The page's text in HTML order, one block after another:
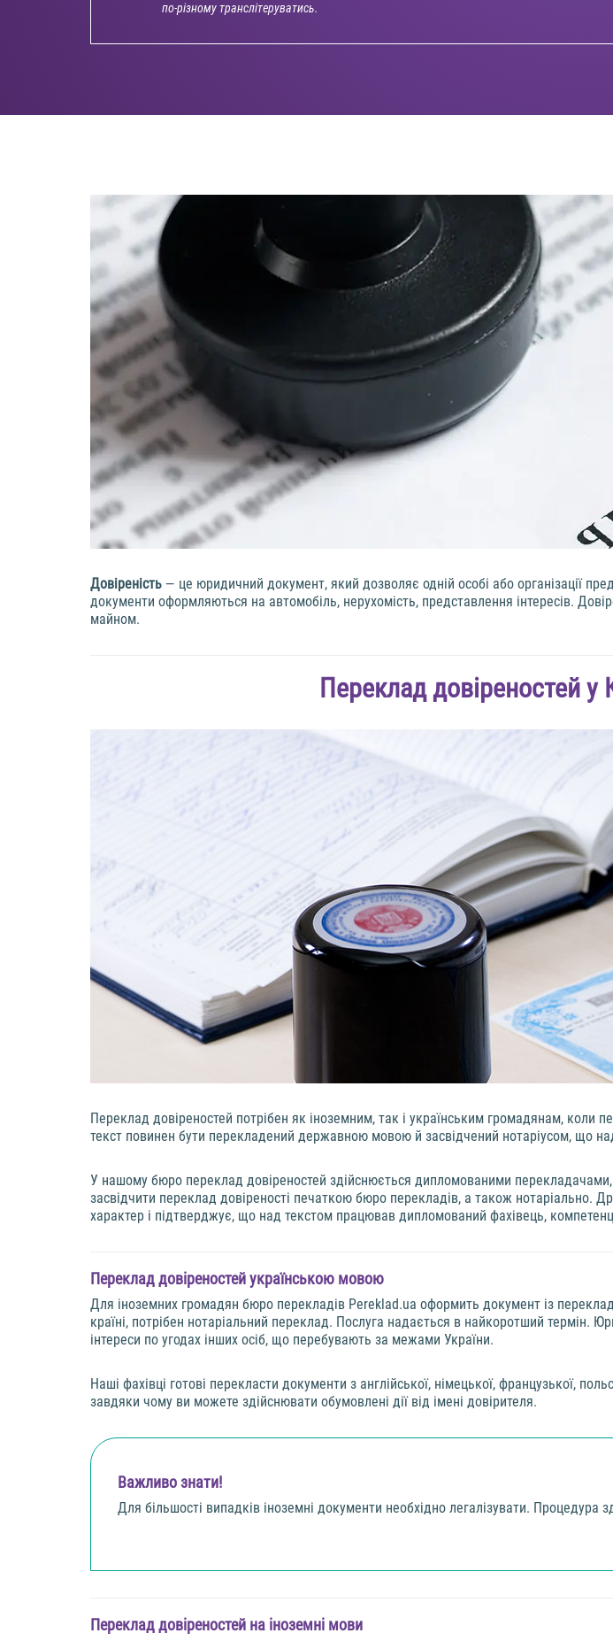
по-різному транслітеруватись.
Довіреність — це юридичний документ, який дозволяє одній особі або організації
документи оформляються на автомобіль, нерухомість, представлення інтересів.
майном.
Переклад довіреностей у
Переклад довіреностей потрібен як іноземним, так і українським громадянам, коли
текст повинен бути перекладений державною мовою й засвідчений нотаріусом, що
У нашому бюро переклад довіреностей здійснюється дипломованими
засвідчити переклад довіреності печаткою бюро перекладів, а також нотаріально.
характер і підтверджує, що над текстом працював дипломований фахівець,
Переклад довіреностей українською мовою
Для іноземних громадян бюро перекладів Pereklad.ua оформить документ із
країні, потрібен нотаріальний переклад. Послуга надається в найкоротший термін.
інтереси по угодах інших осіб, що перебувають за межами України.
Наші фахівці готові перекласти документи з англійської, німецької, французької,
завдяки чому ви можете здійснювати обумовлені дії від імені довірителя.
Важливо знати!
Для більшості випадків іноземні документи необхідно легалізувати. Процедура
Переклад довіреностей на іноземні мови